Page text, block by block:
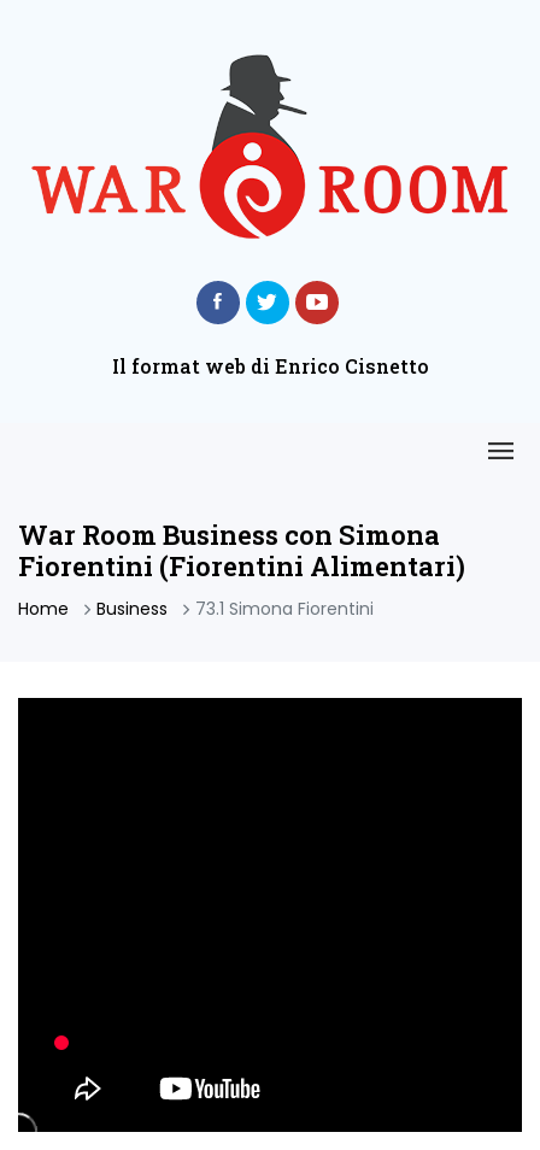
Il format web di Enrico Cisnetto
War Room Business con Simona
Fiorentini (Fiorentini Alimentari)
Home Business 73.1 Simona Fiorentini